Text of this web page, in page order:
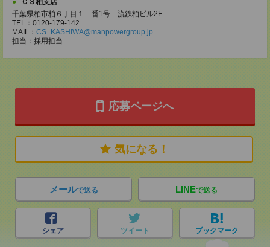
ＣＳ柏支店
千葉県柏市柏６丁目１－番1号 流鉄柏ビル2F
TEL：0120-179-142
MAIL： CS_KASHIWA@manpowergroup.jp
担当：採用担当
応募ページへ
気になる！
メールで送る LINEで送る
シェア ツイート ブックマーク